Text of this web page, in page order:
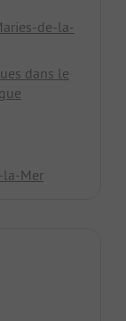
de-la-
dans le
la-Mer